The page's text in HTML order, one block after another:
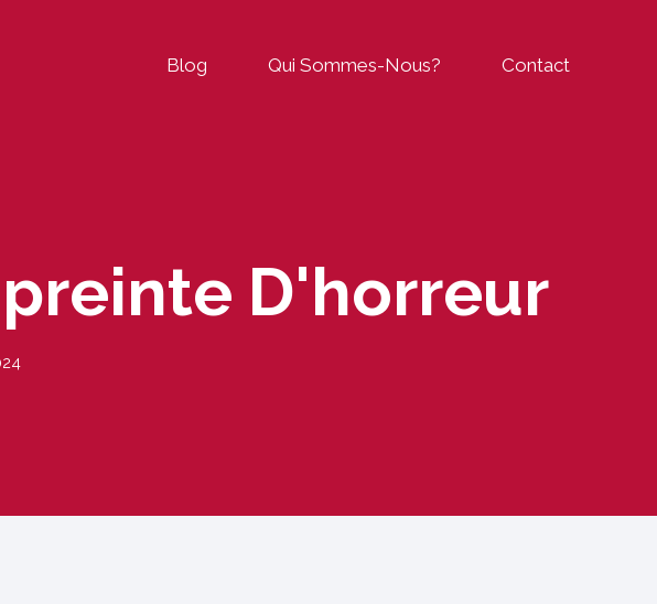
Blog Qui Sommes-Nous? Contact
D'horreur